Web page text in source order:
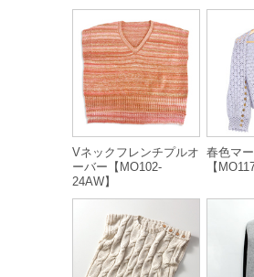
Vネックフレンチプルオ
ーバー【MO102-
24AW】
春色マ
【